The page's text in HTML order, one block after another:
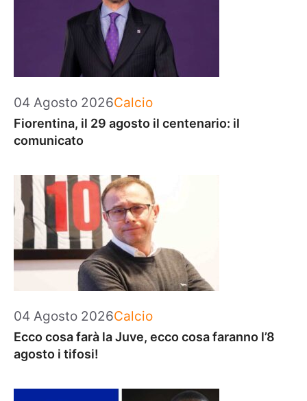
04 Agosto 2026Categorie
Calcio
Fiorentina, il 29 agosto il centenario: il
comunicato
04 Agosto 2026Categorie
Calcio
Ecco cosa farà la Juve, ecco cosa faranno l’8
agosto i tifosi!